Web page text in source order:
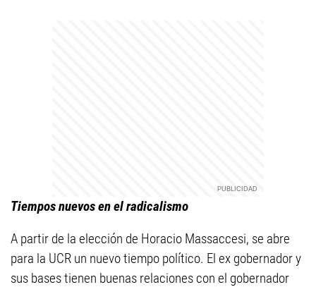
Tiempos nuevos en el radicalismo
A partir de la elección de Horacio Massaccesi, se abre
para la UCR un nuevo tiempo político. El ex gobernador y
sus bases tienen buenas relaciones con el gobernador